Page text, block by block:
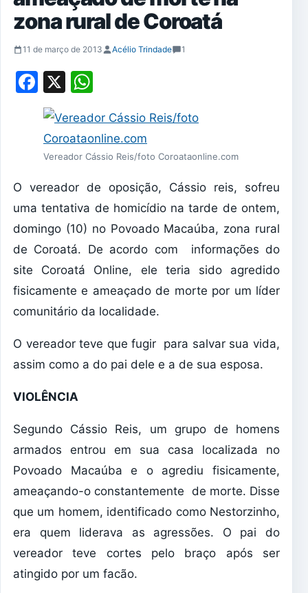
zona rural de Coroatá
11 de março de 2013 Acélio Trindade 1
Facebook
X
Vereador Cássio Reis/foto Coroataonline.com
O vereador de oposição, Cássio reis, sofreu
uma tentativa de homicídio na tarde de ontem,
domingo (10) no Povoado Macaúba, zona rural
de Coroatá. De acordo com informações do
site Coroatá Online, ele teria sido agredido
fisicamente e ameaçado de morte por um líder
comunitário da localidade.
O vereador teve que fugir para salvar sua vida,
assim como a do pai dele e a de sua esposa.
VIOLÊNCIA
Segundo Cássio Reis, um grupo de homens
armados entrou em sua casa localizada no
Povoado Macaúba e o agrediu fisicamente,
ameaçando-o constantemente de morte. Disse
que um homem, identificado como Nestorzinho,
era quem liderava as agressões. O pai do
vereador teve cortes pelo braço após ser
atingido por um facão.